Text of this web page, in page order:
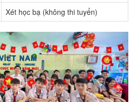
Xét học bạ (không thi tuyển)